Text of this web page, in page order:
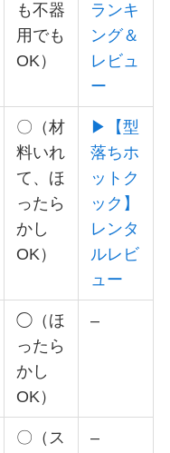
も不器
用でも
OK）
ランキ
ング＆
レビュ
ー
〇（材
料いれ
て、ほ
ったら
かし
OK）
▶【型
落ちホ
ットク
ック】
レンタ
ルレビ
ュー
◯（ほ
ったら
かし
OK）
–
〇（ス
–